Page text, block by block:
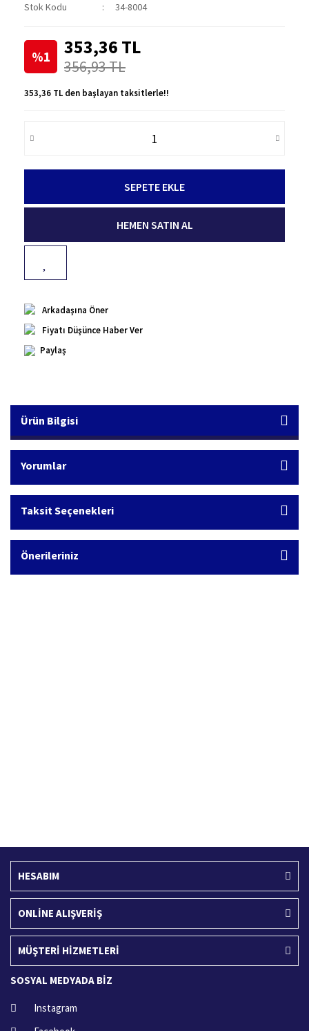
Stok Kodu
34-8004
%1 353,36 TL
356,93 TL
353,36 TL den başlayan taksitlerle!!
SEPETE EKLE
HEMEN SATIN AL
Arkadaşına Öner
Fiyatı Düşünce Haber Ver
Paylaş
Ürün Bilgisi
Yorumlar
Taksit Seçenekleri
Önerileriniz
HESABIM
ONLİNE ALIŞVERİŞ
MÜŞTERİ HİZMETLERİ
SOSYAL MEDYADA BİZ
Instagram